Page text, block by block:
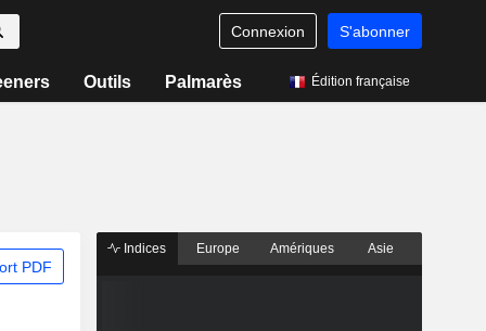
Connexion S'abonner
Outils Palmarès Édition française
PDF
Indices Europe Amériques Asie